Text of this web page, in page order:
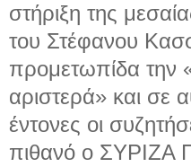
στήριξη της
του Στέφανου
προμετωπίδα την
αριστερά» και σε
έντονες οι
πιθανό ο ΣΥΡΙΖΑ